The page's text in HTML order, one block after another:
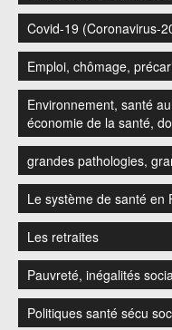
Covid-19 (Coronavirus-
Emploi, chômage,
Environnement, santé
économie de la santé,
grandes pathologies,
Le système de santé en
Les retraites
Pauvreté, inégalités
Politiques santé sécu